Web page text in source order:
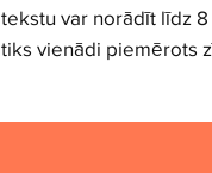
tekstu var norādīt līdz
tiks vienādi piemērots